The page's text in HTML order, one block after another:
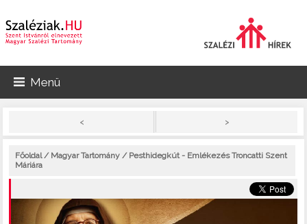
Menü
< >
Főoldal/ Magyar Tartomány / Pesthidegkút - Emlékezés Troncatti Szent
Máriára